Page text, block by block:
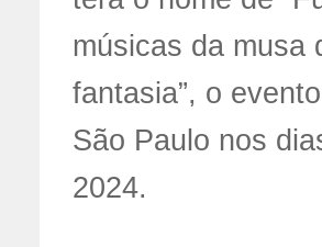
músicas da musa
fantasia”, o
São Paulo nos
2024.